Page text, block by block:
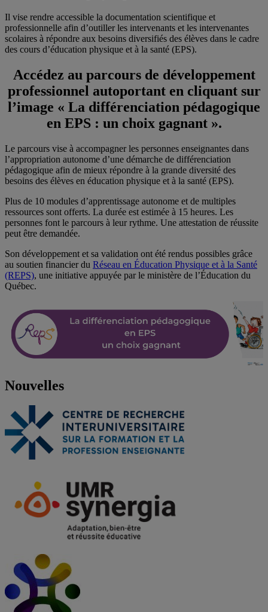
Il vise rendre accessible la documentation scientifique et
professionnelle afin d’outiller les intervenants et les intervenantes
scolaires à répondre aux besoins diversifiés des élèves dans le cadre
des cours d’éducation physique et à la santé (EPS).
Accédez au parcours de développement
professionnel autoportant en cliquant sur
l’image « La différenciation pédagogique
en EPS : un choix gagnant ».
Le parcours vise à accompagner les personnes enseignantes dans
l’appropriation autonome d’une démarche de différenciation
pédagogique afin de mieux répondre à la grande diversité des
besoins des élèves en éducation physique et à la santé (EPS).
Plus de 10 modules d’apprentissage autonome et de multiples
ressources sont offerts. La durée est estimée à 15 heures. Les
personnes font le parcours à leur rythme. Une attestation de réussite
peut être demandée.
Son développement et sa validation ont été rendus possibles grâce
au soutien financier du Réseau en Éducation Physique et à la Santé
(REPS), une initiative appuyée par le ministère de l’Éducation du
Québec.
Nouvelles